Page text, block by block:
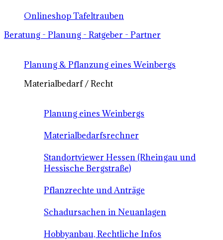
Onlineshop Tafeltrauben
Beratung - Planung - Ratgeber - Partner
Planung & Pflanzung eines Weinbergs
Materialbedarf / Recht
Planung eines Weinbergs
Materialbedarfsrechner
Standortviewer Hessen (Rheingau und
Hessische Bergstraße)
Pflanzrechte und Anträge
Schadursachen in Neuanlagen
Hobbyanbau, Rechtliche Infos